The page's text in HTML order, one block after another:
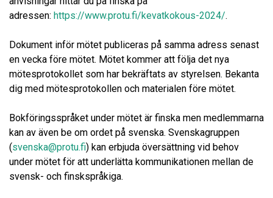
adressen: https://www.protu.fi/kevatkokous-2024/.
Dokument inför mötet publiceras på samma adress senast
en vecka före mötet. Mötet kommer att följa det nya
mötesprotokollet som har bekräftats av styrelsen. Bekanta
dig med mötesprotokollen och materialen före mötet.
Bokföringsspråket under mötet är finska men medlemmarna
kan av även be om ordet på svenska. Svenskagruppen
(svenska@protu.fi) kan erbjuda översättning vid behov
under mötet för att underlätta kommunikationen mellan de
svensk- och finskspråkiga.